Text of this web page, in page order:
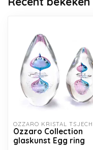
OZZARO KRISTAL
Ozzaro Collection
glaskunst Egg ring